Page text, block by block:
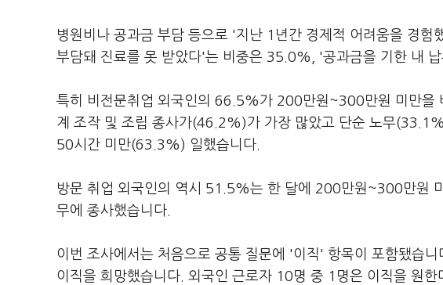
병원비나 공과금 부담 등으로 '지난 1년간 경제적 어려움을 경
부담돼 진료를 못 받았다'는 비중은 35.0%, '공과금을 기한 내
특히 비전문취업 외국인의 66.5%가 200만원~300만원 미만을
계 조작 및 조립 종사가(46.2%)가 가장 많았고 단순 노무
50시간 미만(63.3%) 일했습니다.
방문 취업 외국인의 역시 51.5%는 한 달에 200만원~300만원
무에 종사했습니다.
이번 조사에서는 처음으로 공통 질문에 '이직' 항목이 포함됐습
이직을 희망했습니다. 외국인 근로자 10명 중 1명은 이직을 원한